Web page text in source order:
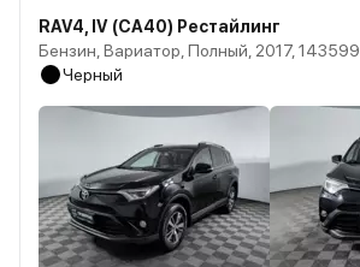
RAV4, IV (CA40) Рестайлинг
Бензин, Вариатор, Полный, 2017, 143599
Черный